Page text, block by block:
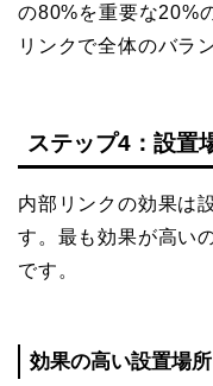
の80%を重要な20%
リンクで全体のバラ
ステップ4：設置
内部リンクの効果は
す。最も効果が高い
です。
効果の高い設置場